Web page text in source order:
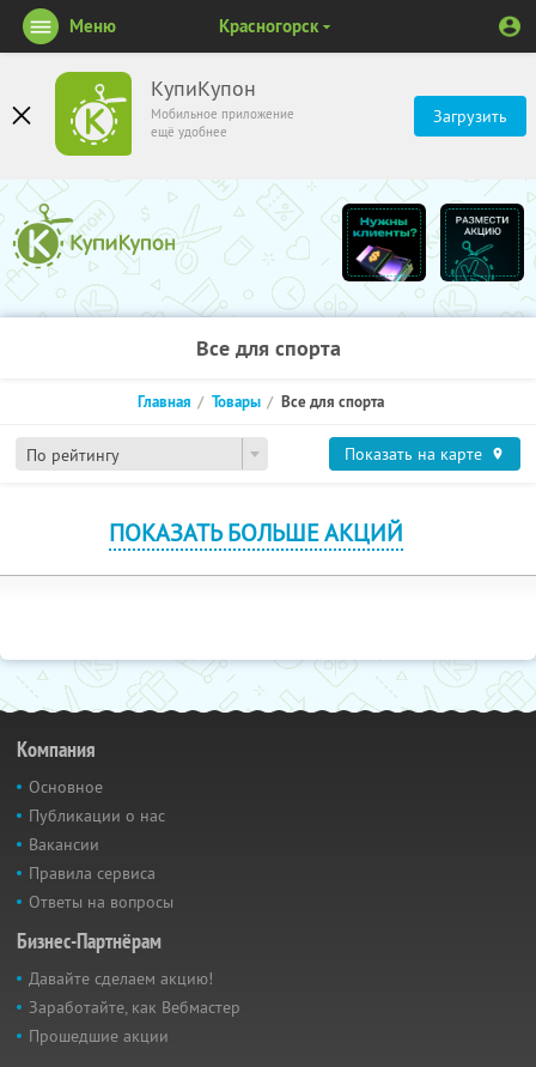
КупиКупон
Мобильное приложение
ещё удобнее
Загрузить
Меню Красногорск
Все для спорта
По рейтингу
Главная Товары Все для спорта
Показать на карте
ПОКАЗАТЬ БОЛЬШЕ АКЦИЙ
Компания
Основное
Публикации о нас
Вакансии
Правила сервиса
Ответы на вопросы
Бизнес-Партнёрам
Давайте сделаем акцию!
Заработайте, как Вебмастер
Прошедшие акции